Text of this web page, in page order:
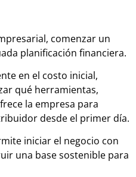
comenzar un
planificación financiera.
en el costo inicial,
qué herramientas,
la empresa para
desde el primer día.
iniciar el negocio con
una base sostenible para